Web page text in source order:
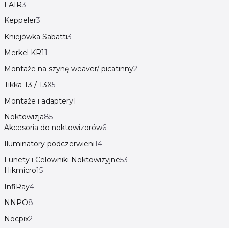
FAIR3
Keppeler3
Kniejówka Sabatti3
Merkel KR11
Montaże na szynę weaver/ picatinny2
Tikka T3 / T3X5
Montaże i adaptery1
Noktowizja85
Akcesoria do noktowizorów6
Iluminatory podczerwieni14
Lunety i Celowniki Noktowizyjne53
Hikmicro15
InfiRay4
NNPO8
Nocpix2